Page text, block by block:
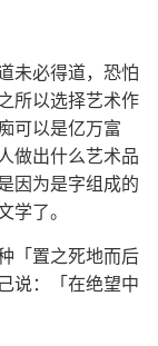
未必得道，恐怕
所以选择艺术作
可以是亿万富
做出什么艺术品
因为是字组成的
学了。
「置之死地而后
说：「在绝望中